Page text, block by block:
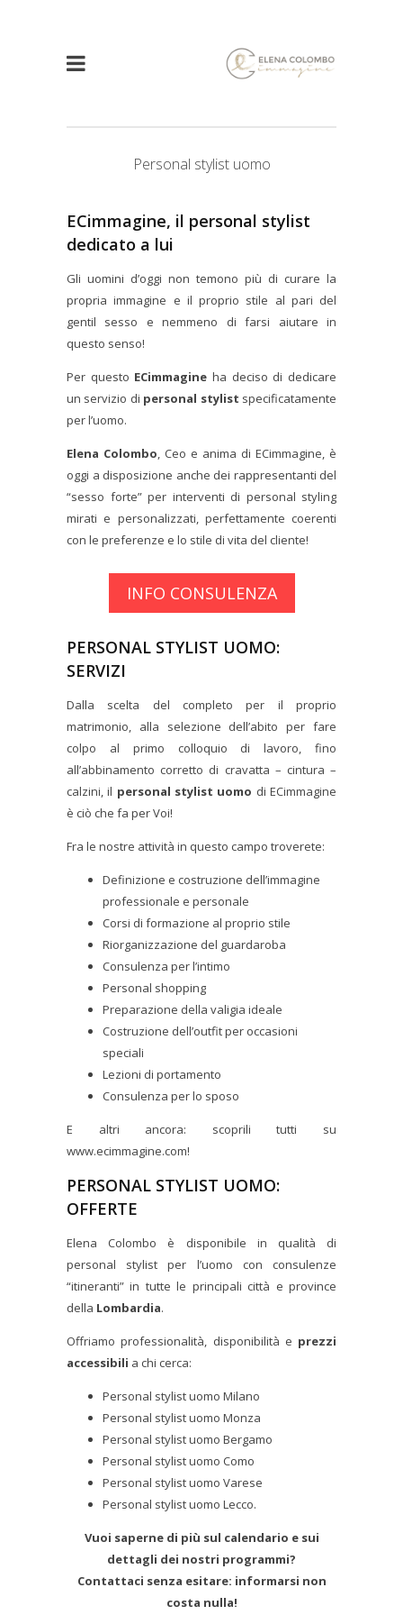
Personal stylist uomo
ECimmagine, il personal stylist
dedicato a lui
Gli uomini d’oggi non temono più di curare la
propria immagine e il proprio stile al pari del
gentil sesso e nemmeno di farsi aiutare in
questo senso!
Per questo ECimmagine ha deciso di dedicare
un servizio di personal stylist specificatamente
per l’uomo.
Elena Colombo, Ceo e anima di ECimmagine, è
oggi a disposizione anche dei rappresentanti del
“sesso forte” per interventi di personal styling
mirati e personalizzati, perfettamente coerenti
con le preferenze e lo stile di vita del cliente!
INFO CONSULENZA
PERSONAL STYLIST UOMO:
SERVIZI
Dalla scelta del completo per il proprio
matrimonio, alla selezione dell’abito per fare
colpo al primo colloquio di lavoro, fino
all’abbinamento corretto di cravatta – cintura –
calzini, il personal stylist uomo di ECimmagine
è ciò che fa per Voi!
Fra le nostre attività in questo campo troverete:
Definizione e costruzione dell’immagine
professionale e personale
Corsi di formazione al proprio stile
Riorganizzazione del guardaroba
Consulenza per l’intimo
Personal shopping
Preparazione della valigia ideale
Costruzione dell’outfit per occasioni
speciali
Lezioni di portamento
Consulenza per lo sposo
E altri ancora: scoprili tutti su
www.ecimmagine.com!
PERSONAL STYLIST UOMO:
OFFERTE
Elena Colombo è disponibile in qualità di
personal stylist per l’uomo con consulenze
“itineranti” in tutte le principali città e province
della Lombardia.
Offriamo professionalità, disponibilità e prezzi
accessibili a chi cerca:
Personal stylist uomo Milano
Personal stylist uomo Monza
Personal stylist uomo Bergamo
Personal stylist uomo Como
Personal stylist uomo Varese
Personal stylist uomo Lecco.
Vuoi saperne di più sul calendario e sui
dettagli dei nostri programmi?
Contattaci senza esitare: informarsi non
costa nulla!